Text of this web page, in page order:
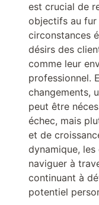
est crucial de
objectifs au fur
circonstances
désirs des
comme leur
professionnel.
changements,
peut être
échec, mais
et de
dynamique,
naviguer à
continuant à
potentiel